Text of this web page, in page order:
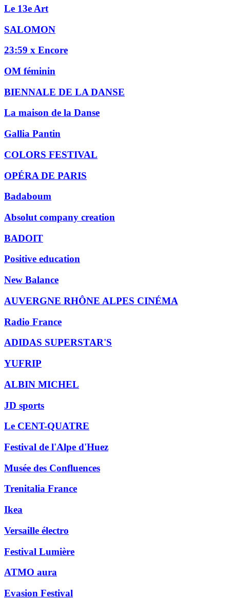
Le 13e Art
SALOMON
23:59 x Encore
OM féminin
BIENNALE DE LA DANSE
La maison de la Danse
Gallia Pantin
COLORS FESTIVAL
OPÉRA DE PARIS
Badaboum
Absolut company creation
BADOIT
Positive education
New Balance
AUVERGNE RHÔNE ALPES CINÉMA
Radio France
ADIDAS SUPERSTAR'S
YUFRIP
ALBIN MICHEL
JD sports
Le CENT-QUATRE
Festival de l'Alpe d'Huez
Musée des Confluences
Trenitalia France
Ikea
Versaille électro
Festival Lumière
ATMO aura
Evasion Festival